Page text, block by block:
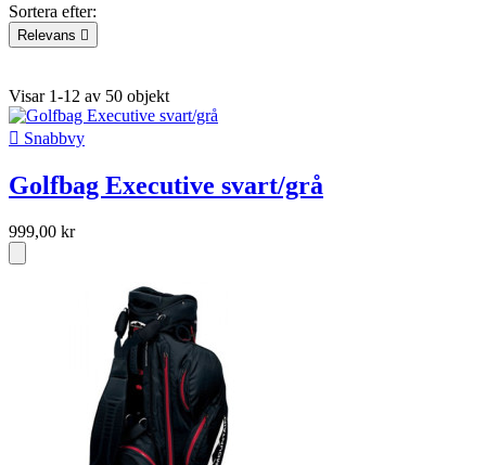
Sortera efter:
Relevans 
Visar 1-12 av 50 objekt
 Snabbvy
Golfbag Executive svart/grå
999,00 kr